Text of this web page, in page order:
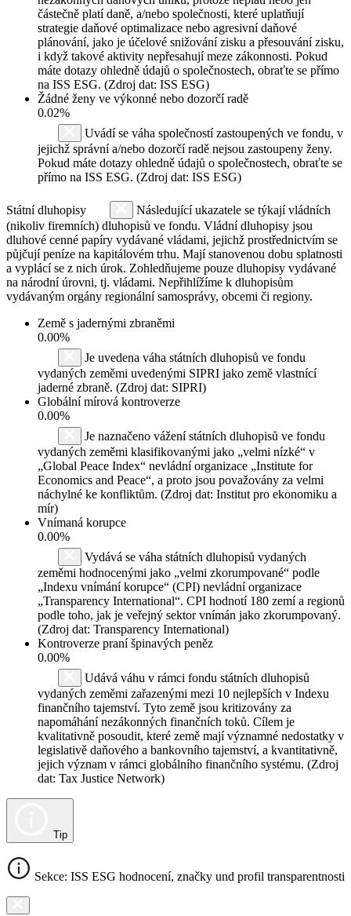
částečně platí daně, a/nebo společnosti, které uplatňují
strategie daňové optimalizace nebo agresivní daňové
plánování, jako je účelové snižování zisku a přesouvání zisku,
i když takové aktivity nepřesahují meze zákonnosti. Pokud
máte dotazy ohledně údajů o společnostech, obraťte se přímo
na ISS ESG. (Zdroj dat: ISS ESG)
Žádné ženy ve výkonné nebo dozorčí radě
0.02%
Uvádí se váha společností zastoupených ve fondu, v
jejichž správní a/nebo dozorčí radě nejsou zastoupeny ženy.
Pokud máte dotazy ohledně údajů o společnostech, obraťte se
přímo na ISS ESG. (Zdroj dat: ISS ESG)
Státní dluhopisy
Následující ukazatele se týkají vládních
(nikoliv firemních) dluhopisů ve fondu. Vládní dluhopisy jsou
dluhové cenné papíry vydávané vládami, jejichž prostřednictvím se
půjčují peníze na kapitálovém trhu. Mají stanovenou dobu splatnosti
a vyplácí se z nich úrok. Zohledňujeme pouze dluhopisy vydávané
na národní úrovni, tj. vládami. Nepřihlížíme k dluhopisům
vydávaným orgány regionální samosprávy, obcemi či regiony.
Země s jadernými zbraněmi
0.00%
Je uvedena váha státních dluhopisů ve fondu
vydaných zeměmi uvedenými SIPRI jako země vlastnící
jaderné zbraně. (Zdroj dat: SIPRI)
Globální mírová kontroverze
0.00%
Je naznačeno vážení státních dluhopisů ve fondu
vydaných zeměmi klasifikovanými jako „velmi nízké“ v
„Global Peace Index“ nevládní organizace „Institute for
Economics and Peace“, a proto jsou považovány za velmi
náchylné ke konfliktům. (Zdroj dat: Institut pro ekonomiku a
mír)
Vnímaná korupce
0.00%
Vydává se váha státních dluhopisů vydaných
zeměmi hodnocenými jako „velmi zkorumpované“ podle
„Indexu vnímání korupce“ (CPI) nevládní organizace
„Transparency International“. CPI hodnotí 180 zemí a regionů
podle toho, jak je veřejný sektor vnímán jako zkorumpovaný.
(Zdroj dat: Transparency International)
Kontroverze praní špinavých peněz
0.00%
Udává váhu v rámci fondu státních dluhopisů
vydaných zeměmi zařazenými mezi 10 nejlepších v Indexu
finančního tajemství. Tyto země jsou kritizovány za
napomáhání nezákonných finančních toků. Cílem je
kvalitativně posoudit, které země mají významné nedostatky v
legislativě daňového a bankovního tajemství, a kvantitativně,
jejich význam v rámci globálního finančního systému. (Zdroj
dat: Tax Justice Network)
Tip
Sekce: ISS ESG hodnocení, značky und profil transparentnosti